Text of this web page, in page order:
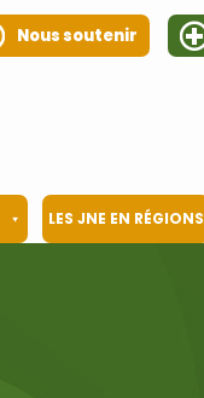
Nous soutenir
LES JNE EN RÉGIONS